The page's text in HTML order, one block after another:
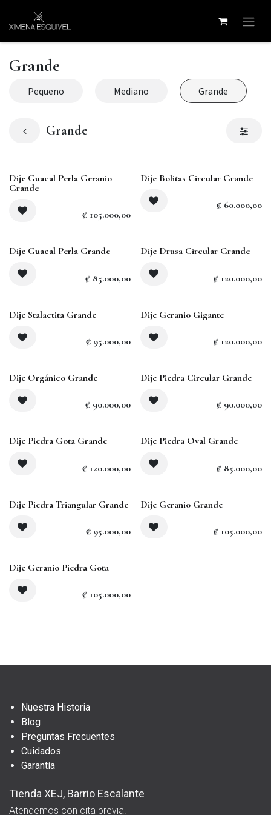
Grande
Pequeno Mediano Grande
Grande
Dije Guacal Perla Geranio
Grande
₡ 105.000,00
Dije Bolitas Circular Grande
₡ 60.000,00
Dije Guacal Perla Grande
₡ 85.000,00 Agotado
Dije Drusa Circular Grande
₡ 120.000,00
Agotado
Dije Stalactita Grande
₡ 95.000,00
Dije Geranio Gigante
₡ 120.000,00
Dije Orgánico Grande
₡ 90.000,00
Dije Piedra Circular Grande
₡ 90.000,00
Agotado
Dije Piedra Gota Grande
₡ 120.000,00 Agotado
Dije Piedra Oval Grande
₡ 85.000,00
Agotado
Dije Piedra Triangular Grande
₡ 95.000,00
Dije Geranio Grande
₡ 105.000,00
Dije Geranio Piedra Gota
₡ 105.000,00
Nuestra Historia
Blog
Preguntas Frecuentes
Cuidados
Garantía
Tienda XEJ, Barrio Escalante
Atendemos con cita previa.